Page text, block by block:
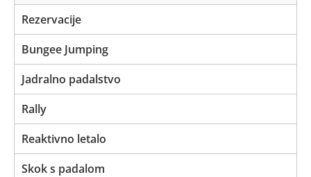
Rezervacije
Bungee Jumping
Jadralno padalstvo
Rally
Reaktivno letalo
Skok s padalom